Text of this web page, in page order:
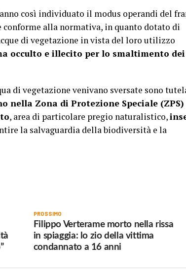
così individuato il modus operandi del
conforme alla normativa, in quanto dotato di
di vegetazione in vista del loro utilizzo
occulto e illecito per lo smaltimento dei
di vegetazione venivano sversate sono
nella Zona di Protezione Speciale (ZPS)
, area di particolare pregio naturalistico,
la salvaguardia della biodiversità e la
PROSSIMO
Filippo Verterame morto nella rissa
in spiaggia: lo zio della vittima
condannato a 16 anni